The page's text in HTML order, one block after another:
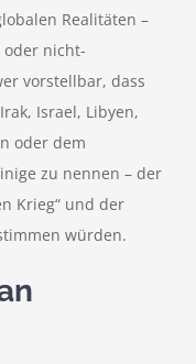
Realitäten –
nicht-
vorstellbar, dass
Israel, Libyen,
oder dem
zu nennen – der
Krieg“ und der
würden.